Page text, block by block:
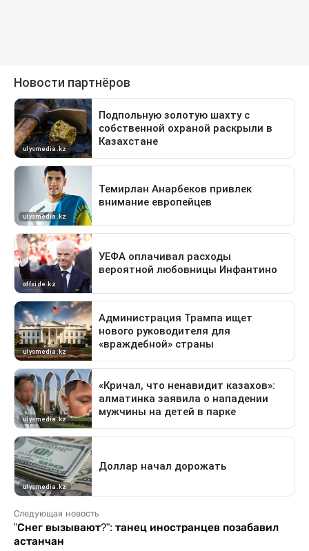
Следующая новость
"Снег вызывают?": танец иностранцев позабавил
астанчан